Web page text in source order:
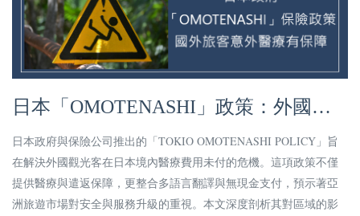
日本「OMOTENASHI」政策：外國觀
光客醫療保障的警鐘與亞洲旅遊新趨勢
日本政府與保險公司推出的「TOKIO OMOTENASHI POLICY」旨
在解決外國觀光客在日本境內醫療費用未付的危機。這項政策不僅
提供醫療與遣返保障，更整合多語言翻譯與無現金支付，預示著亞
洲旅遊市場對安全與服務升級的重視。本文深度剖析其對區域的影